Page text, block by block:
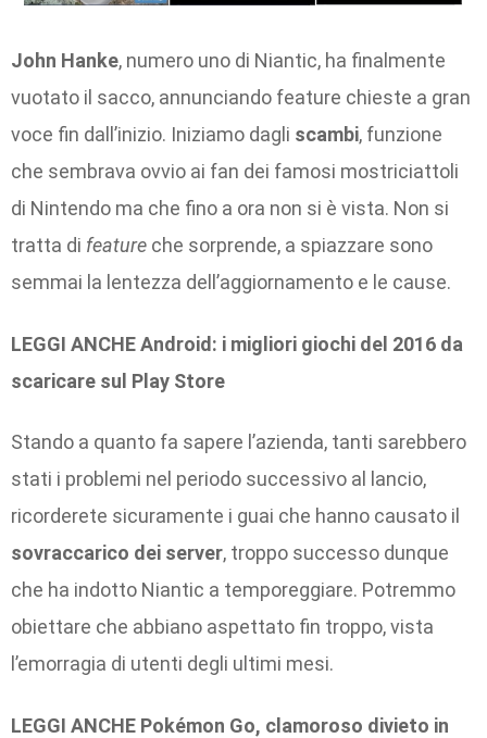
John Hanke, numero uno di Niantic, ha finalmente
vuotato il sacco, annunciando feature chieste a gran
voce fin dall’inizio. Iniziamo dagli scambi, funzione
che sembrava ovvio ai fan dei famosi mostriciattoli
di Nintendo ma che fino a ora non si è vista. Non si
tratta di feature che sorprende, a spiazzare sono
semmai la lentezza dell’aggiornamento e le cause.
LEGGI ANCHE Android: i migliori giochi del 2016 da
scaricare sul Play Store
Stando a quanto fa sapere l’azienda, tanti sarebbero
stati i problemi nel periodo successivo al lancio,
ricorderete sicuramente i guai che hanno causato il
sovraccarico dei server, troppo successo dunque
che ha indotto Niantic a temporeggiare. Potremmo
obiettare che abbiano aspettato fin troppo, vista
l’emorragia di utenti degli ultimi mesi.
LEGGI ANCHE Pokémon Go, clamoroso divieto in